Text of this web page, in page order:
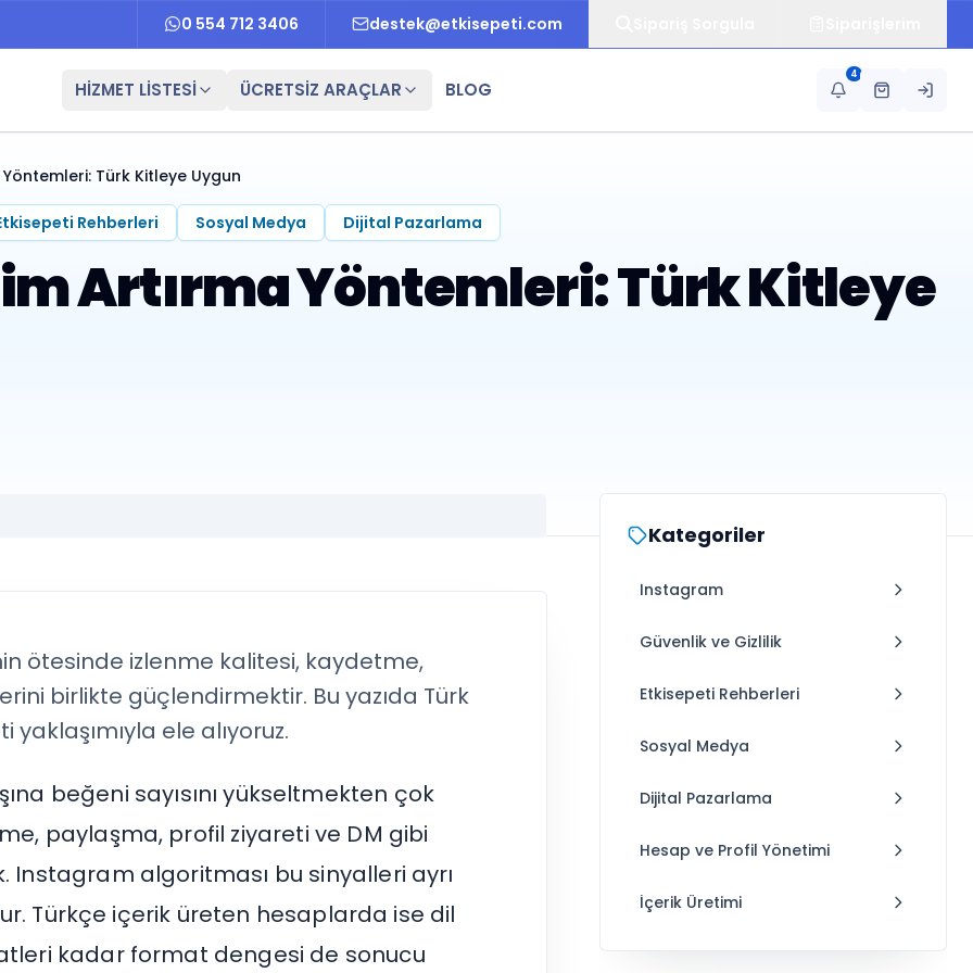
0 554 712 3406 destek@etkisepeti.com
HİZMET LİSTESİ ÜCRETSİZ ARAÇLAR BLOG
4
Türk Kitleye Uygun
Rehberleri Sosyal Medya Dijital Pazarlama
ötesinde izlenme kalitesi, kaydetme,
birlikte güçlendirmektir. Bu yazıda Türk
ele alıyoruz.
beğeni sayısını yükseltmekten çok
paylaşma, profil ziyareti ve DM gibi
algoritması bu sinyalleri ayrı
Türkçe içerik üreten hesaplarda ise dil
kadar format dengesi de sonucu
Kategoriler
Instagram
Güvenlik ve Gizlilik
Etkisepeti Rehberleri
Sosyal Medya
Dijital Pazarlama
Hesap ve Profil Yönetimi
İçerik Üretimi